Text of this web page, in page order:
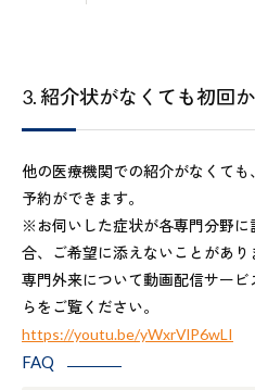
3. 紹介状がなくても初回
他の医療機関での紹介がなくて
予約ができます。
※お伺いした症状が各専門分野に
合、ご希望に添えないことがあり
専門外来について動画配信サー
らをご覧ください。
https://youtu.be/yWxrVlP6wLI
FAQ